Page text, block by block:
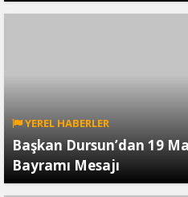
YEREL HABERLER
Başkan Dursun’dan 19
Bayramı Mesajı